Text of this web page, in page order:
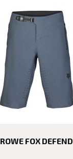
FOX DEFEND